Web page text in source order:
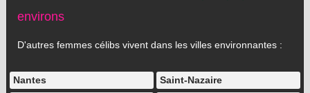
environs
D'autres femmes célibs vivent dans les villes environnantes :
Nantes
Saint-Nazaire